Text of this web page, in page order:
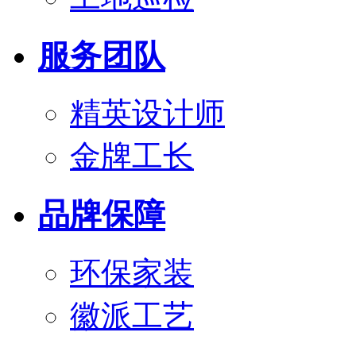
服务团队
精英设计师
金牌工长
品牌保障
环保家装
徽派工艺